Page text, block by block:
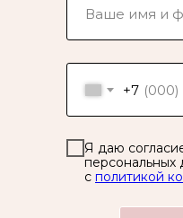
+7
Я даю
персональных
с политикой